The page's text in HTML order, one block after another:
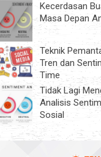
Kecerdasan
Masa Depan
Teknik
Tren dan
Time
Tidak Lagi
Analisis
Sosial